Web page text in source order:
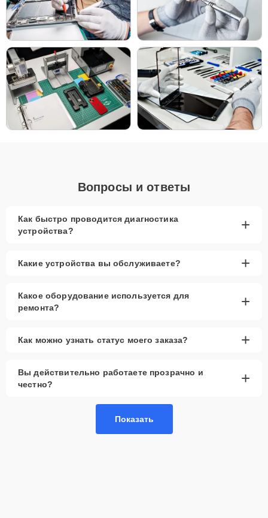
Вопросы и ответы
Как быстро проводится диагностика
устройства?
+
Какие устройства вы обслуживаете? +
Какое оборудование используется для
ремонта?
+
Как можно узнать статус моего заказа? +
Вы действительно работаете прозрачно и
честно?
+
Показать